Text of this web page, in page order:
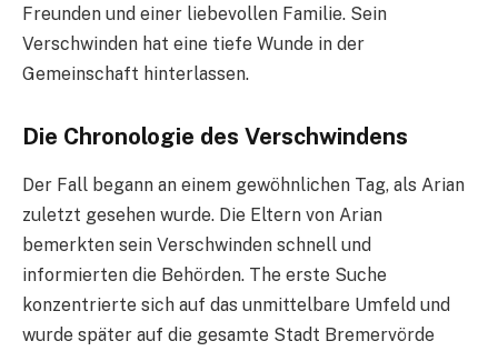
Freunden und einer liebevollen Familie. Sein
Verschwinden hat eine tiefe Wunde in der
Gemeinschaft hinterlassen.
Die Chronologie des Verschwindens
Der Fall begann an einem gewöhnlichen Tag, als Arian
zuletzt gesehen wurde. Die Eltern von Arian
bemerkten sein Verschwinden schnell und
informierten die Behörden. The erste Suche
konzentrierte sich auf das unmittelbare Umfeld und
wurde später auf die gesamte Stadt Bremervörde